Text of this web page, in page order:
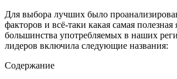
Для выбора лучших было
факторов и всё-таки какая самая полезная
большинства употребляемых в наших
лидеров включила следующие названия:
Содержание